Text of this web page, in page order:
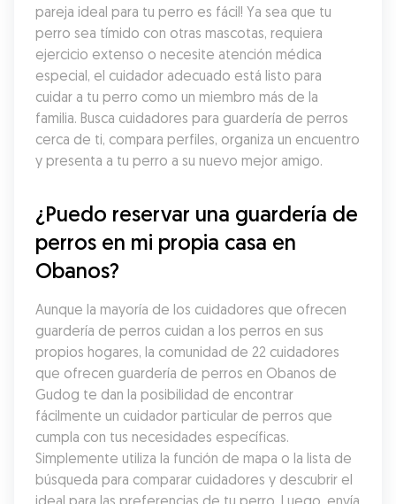
pareja ideal para tu perro es fácil! Ya sea que tu
perro sea tímido con otras mascotas, requiera
ejercicio extenso o necesite atención médica
especial, el cuidador adecuado está listo para
cuidar a tu perro como un miembro más de la
familia. Busca cuidadores para guardería de perros
cerca de ti, compara perfiles, organiza un encuentro
y presenta a tu perro a su nuevo mejor amigo.
¿Puedo reservar una guardería de
perros en mi propia casa en
Obanos?
Aunque la mayoría de los cuidadores que ofrecen
guardería de perros cuidan a los perros en sus
propios hogares, la comunidad de 22 cuidadores
que ofrecen guardería de perros en Obanos de
Gudog te dan la posibilidad de encontrar
fácilmente un cuidador particular de perros que
cumpla con tus necesidades específicas.
Simplemente utiliza la función de mapa o la lista de
búsqueda para comparar cuidadores y descubrir el
ideal para las preferencias de tu perro. Luego, envía